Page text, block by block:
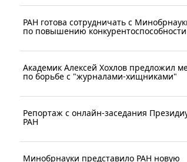
РАН готова сотрудничать с
по повышению конкурентоспособности
Академик Алексей Хохлов предложил
по борьбе с "журналами-хищниками"
Репортаж с онлайн-заседания
РАН
Минобрнауки представило РАН новую